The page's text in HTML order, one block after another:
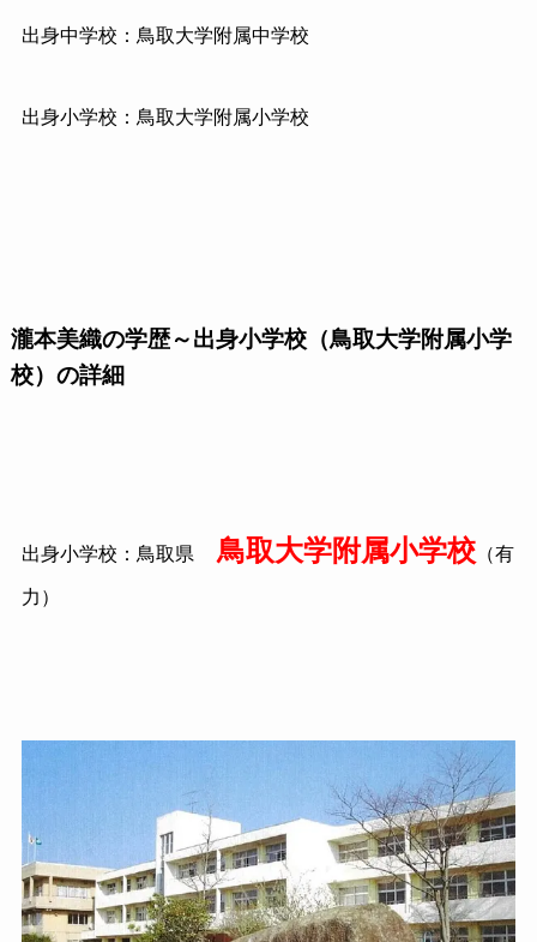
出身中学校：鳥取大学附属中学校
出身小学校：鳥取大学附属小学校
瀧本美織の学歴～出身小学校（鳥取大学附属小学
校）の詳細
出身小学校：鳥取県 鳥取大学附属小学校（有
力）